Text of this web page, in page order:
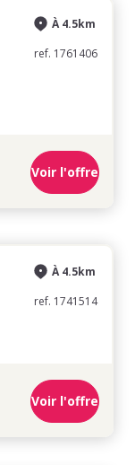
À 4.5km
ref. 1761406
Voir l'offre
À 4.5km
ref. 1741514
Voir l'offre